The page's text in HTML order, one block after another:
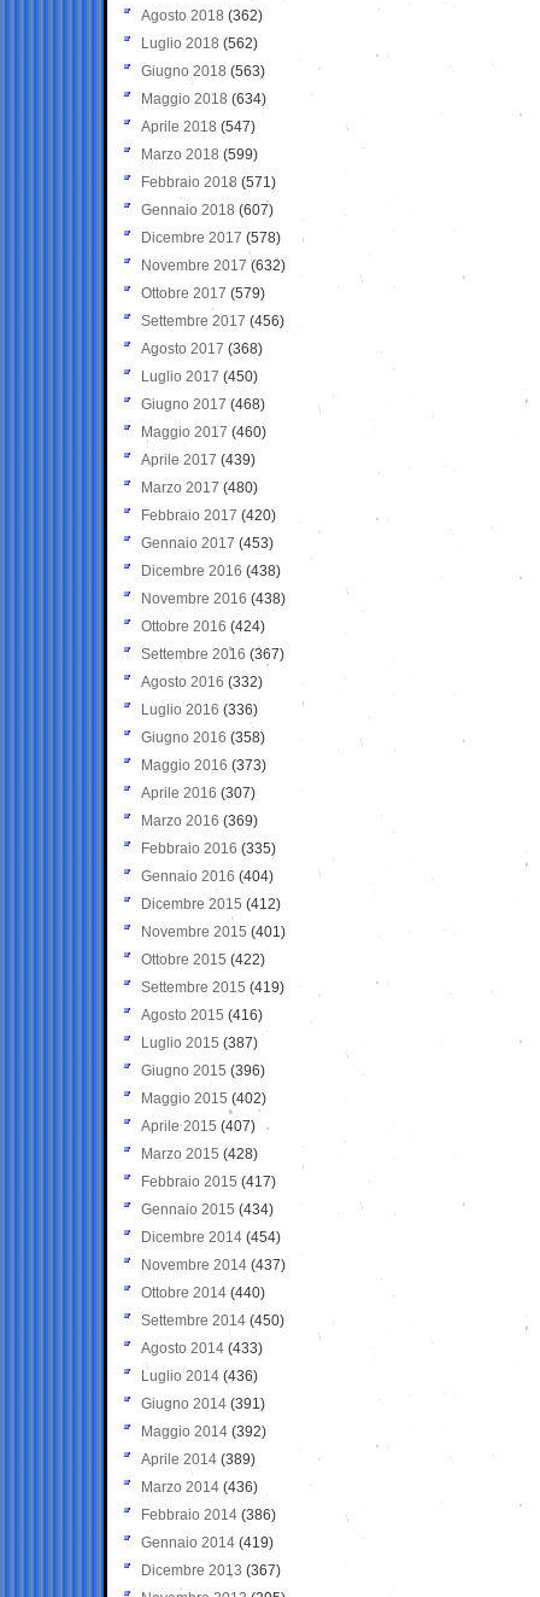
Agosto 2018 (362)
Luglio 2018 (562)
Giugno 2018 (563)
Maggio 2018 (634)
Aprile 2018 (547)
Marzo 2018 (599)
Febbraio 2018 (571)
Gennaio 2018 (607)
Dicembre 2017 (578)
Novembre 2017 (632)
Ottobre 2017 (579)
Settembre 2017 (456)
Agosto 2017 (368)
Luglio 2017 (450)
Giugno 2017 (468)
Maggio 2017 (460)
Aprile 2017 (439)
Marzo 2017 (480)
Febbraio 2017 (420)
Gennaio 2017 (453)
Dicembre 2016 (438)
Novembre 2016 (438)
Ottobre 2016 (424)
Settembre 2016 (367)
Agosto 2016 (332)
Luglio 2016 (336)
Giugno 2016 (358)
Maggio 2016 (373)
Aprile 2016 (307)
Marzo 2016 (369)
Febbraio 2016 (335)
Gennaio 2016 (404)
Dicembre 2015 (412)
Novembre 2015 (401)
Ottobre 2015 (422)
Settembre 2015 (419)
Agosto 2015 (416)
Luglio 2015 (387)
Giugno 2015 (396)
Maggio 2015 (402)
Aprile 2015 (407)
Marzo 2015 (428)
Febbraio 2015 (417)
Gennaio 2015 (434)
Dicembre 2014 (454)
Novembre 2014 (437)
Ottobre 2014 (440)
Settembre 2014 (450)
Agosto 2014 (433)
Luglio 2014 (436)
Giugno 2014 (391)
Maggio 2014 (392)
Aprile 2014 (389)
Marzo 2014 (436)
Febbraio 2014 (386)
Gennaio 2014 (419)
Dicembre 2013 (367)